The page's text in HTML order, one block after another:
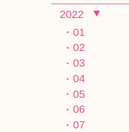
2022
01
02
03
04
05
06
07